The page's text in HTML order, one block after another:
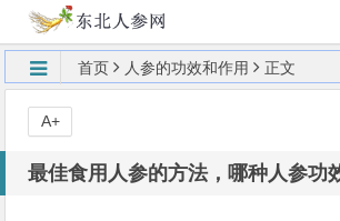
首页 人参的功效和作用 正文
最佳食用人参的方法，哪种人参功
A+